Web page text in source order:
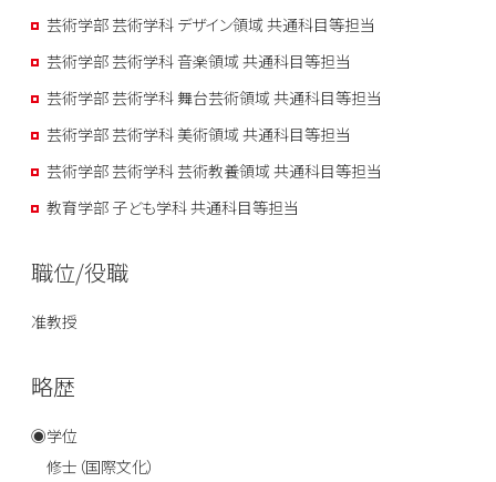
芸術学部 芸術学科 デザイン領域 共通科目等担当
芸術学部 芸術学科 音楽領域 共通科目等担当
芸術学部 芸術学科 舞台芸術領域 共通科目等担当
芸術学部 芸術学科 美術領域 共通科目等担当
芸術学部 芸術学科 芸術教養領域 共通科目等担当
教育学部 子ども学科 共通科目等担当
職位/役職
准教授
略歴
◉学位
修士（国際文化）